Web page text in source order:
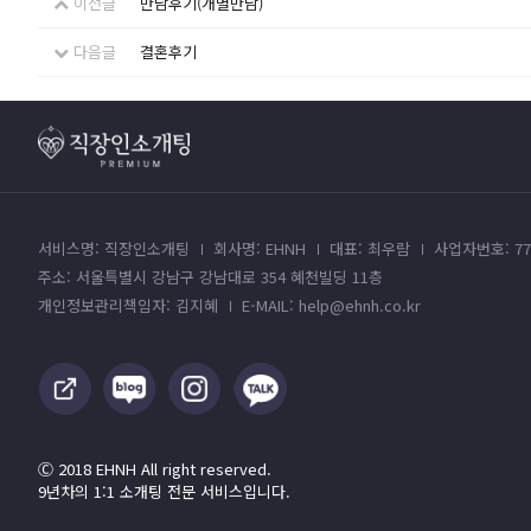
다음글 결혼후기
서비스명: 직장인소개팅 회사명: EHNH 대표: 최우람
사업자번호:
주소: 서울특별시 강남구 강남대로 354 혜천빌딩 11층
개인정보관리책임자: 김지혜
E-MAIL: help@ehnh.co.kr
Ⓒ 2018 EHNH All right reserved.
9년차의 1:1 소개팅 전문 서비스입니다.